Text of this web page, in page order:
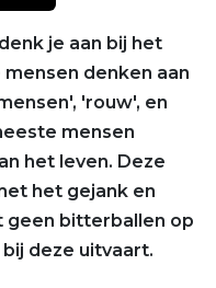
je aan bij het
denken aan
'rouw', en
mensen
het leven. Deze
het gejank en
geen bitterballen op
deze uitvaart.